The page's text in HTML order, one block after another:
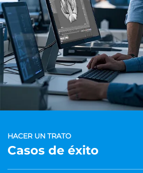
HACER UN TRATO
Casos de éxito